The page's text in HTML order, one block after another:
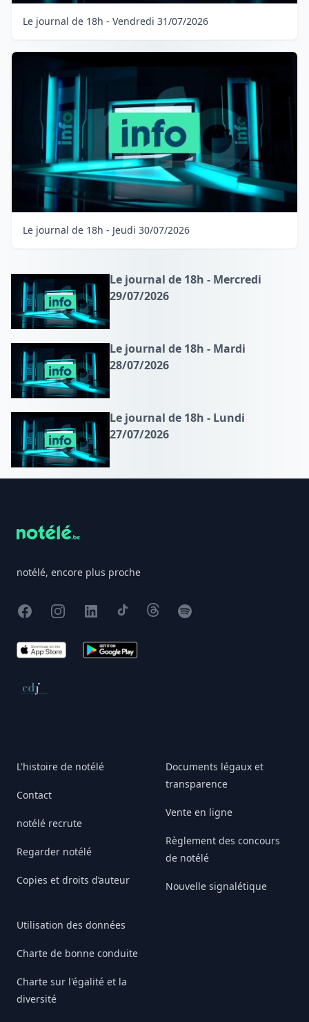
Le journal de 18h - Vendredi 31/07/2026
Le journal de 18h - Jeudi 30/07/2026
Le journal de 18h - Mercredi
29/07/2026
Le journal de 18h - Mardi
28/07/2026
Le journal de 18h - Lundi
27/07/2026
notélé, encore plus proche
FacebookInstagram
X TikTokThreadsSpotify
App Store Google Play
Conseil de déontologie journalistique
L'histoire de notélé
Contact
notélé recrute
Regarder notélé
Copies et droits d’auteur
Utilisation des données
Charte de bonne conduite
Charte sur l'égalité et la
diversité
Documents légaux et
transparence
Vente en ligne
Règlement des concours
de notélé
Nouvelle signalétique